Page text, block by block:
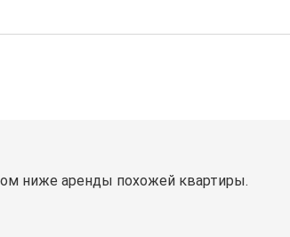
ниже аренды похожей квартиры.